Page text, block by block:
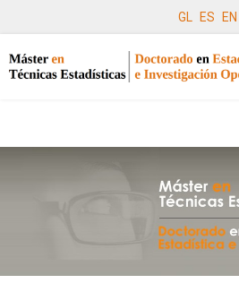
GL ES EN